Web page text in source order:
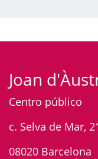
Joan
Centro público
c. Selva de Mar,
08020 Barcelona